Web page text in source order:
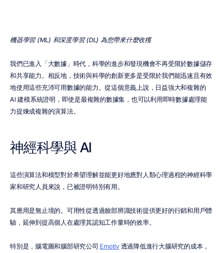
機器學習 (ML) 和深度學習 (DL) 為您帶來什麼收穫
我們已進入「大數據」時代，科學的進步和發現機會不再受限於數據儲存
和共享能力。相反地，技術與科學的創新更多是受限於我們能迅速且有效
地使用這些充沛可用數據的能力。從這個意義上說，日益強大和複雜的
AI 建模系統證明，即使是最複雜的數據集，也可以利用即時數據處理能
力提煉成複雜的演算法。
神經科學與 AI
這些演算法和模型對於希望理解並能更好地應對人類心理過程的神經科學
家和研究人員來說，已被證明特別有用。
其應用是無止境的。可用性從透過臉部辨識技術提供更好的行銷和用戶體
驗，延伸到提高個人在處理其認知工作量時的效率。
特別是，腦電圖和腦部研究公司 Emotiv 透過降低進行大腦研究的成本，